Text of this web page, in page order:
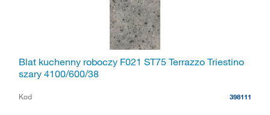
Blat kuchenny roboczy F021 ST75 Terrazzo Triestino
szary 4100/600/38
Kod 398111